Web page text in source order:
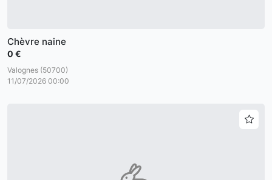
Chèvre naine
0 €
Valognes (50700)
11/07/2026 00:00